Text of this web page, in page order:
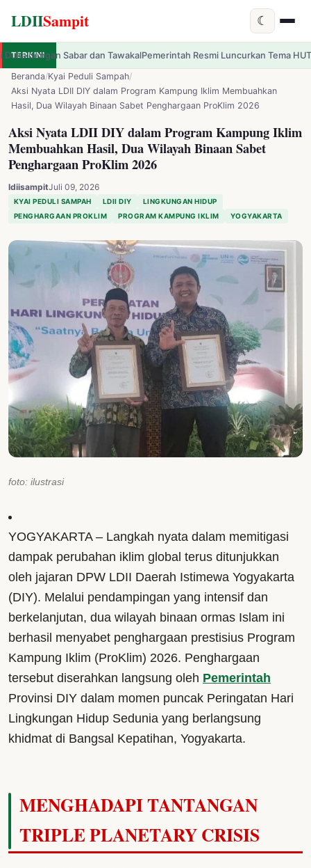
LDIISampit ☾
LDIISampit
TERKINI
TawakalPemerintah Resmi Luncurkan Tema HUT ke-81 RI: Indonesia
Beranda/Kyai Peduli Sampah/
Aksi Nyata LDII DIY dalam Program Kampung Iklim Membuahkan
Hasil, Dua Wilayah Binaan Sabet Penghargaan ProKlim 2026
Aksi Nyata LDII DIY dalam Program Kampung Iklim
Membuahkan Hasil, Dua Wilayah Binaan Sabet
Penghargaan ProKlim 2026
ldiisampitJuli 09, 2026
KYAI PEDULI SAMPAH LDII DIY
LINGKUNGAN HIDUP
PENGHARGAAN PROKLIM
PROGRAM KAMPUNG IKLIM YOGYAKARTA
foto: ilustrasi
YOGYAKARTA – Langkah nyata dalam memitigasi
dampak perubahan iklim global terus ditunjukkan
oleh jajaran DPW LDII Daerah Istimewa Yogyakarta
(DIY). Melalui pendampingan yang intensif dan
berkelanjutan, dua wilayah binaan ormas Islam ini
berhasil menyabet penghargaan prestisius Program
Kampung Iklim (ProKlim) 2026. Penghargaan
tersebut diserahkan langsung oleh Pemerintah
Provinsi DIY dalam momen puncak Peringatan Hari
Lingkungan Hidup Sedunia yang berlangsung
khidmat di Bangsal Kepatihan, Yogyakarta.
MENGHADAPI TANTANGAN
TRIPLE PLANETARY CRISIS